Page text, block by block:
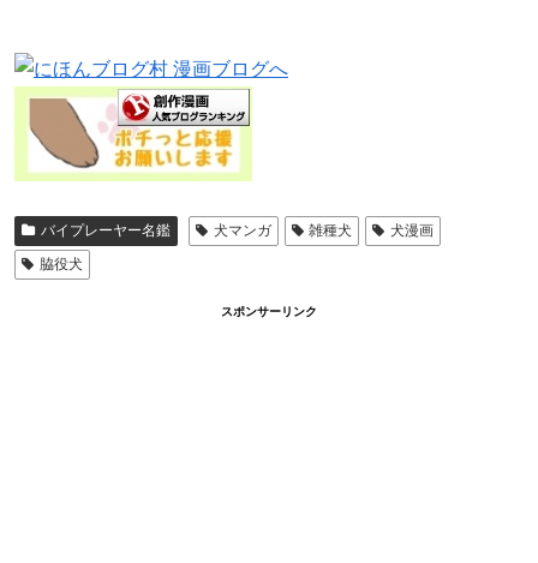
バイプレーヤー名鑑 犬マンガ 雑種犬
犬漫画
脇役犬
スポンサーリンク